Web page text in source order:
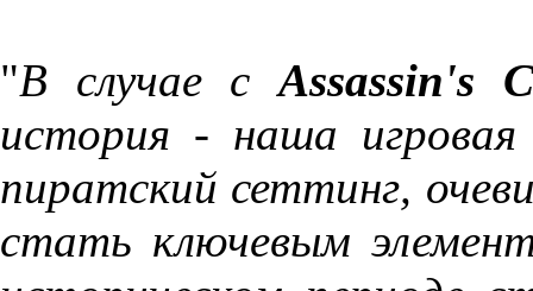
"В случае сAssassin's
история - наша
пиратский сеттинг,
стать ключевым